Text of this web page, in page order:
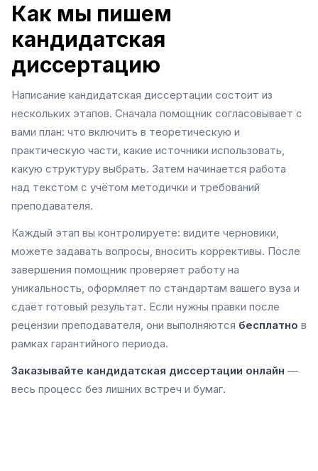
Как мы пишем
кандидатская
диссертацию
Написание кандидатская диссертации состоит из
нескольких этапов. Сначала помощник согласовывает с
вами план: что включить в теоретическую и
практическую части, какие источники использовать,
какую структуру выбрать. Затем начинается работа
над текстом с учётом методички и требований
преподавателя.
Каждый этап вы контролируете: видите черновики,
можете задавать вопросы, вносить коррективы. После
завершения помощник проверяет работу на
уникальность, оформляет по стандартам вашего вуза и
сдаёт готовый результат. Если нужны правки после
рецензии преподавателя, они выполняются бесплатно в
рамках гарантийного периода.
Заказывайте кандидатская диссертации онлайн —
весь процесс без лишних встреч и бумаг.